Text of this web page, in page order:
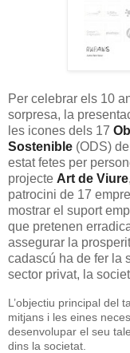
Per celebrar els 10
sorpresa, la
les icones dels 17
Sostenible (ODS)
estat fetes per
projecte Art de Viure
patrocini de 17
mostrar el suport
que pretenen
assegurar la
cadascú ha de fer la
sector privat, la
L’objectiu principal del
mitjans i les eines
desenvolupar el seu
dins la societat.